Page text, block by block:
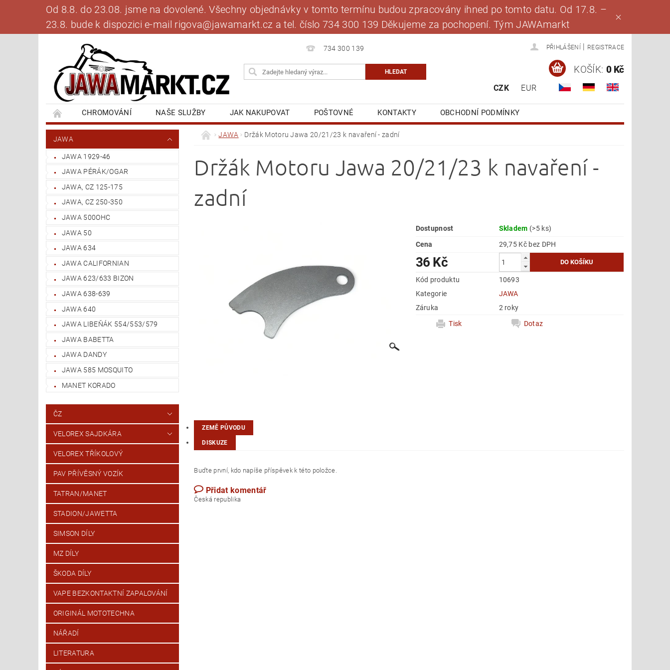
Od 8.8. do 23.08. jsme na dovolené. Všechny objednávky v tomto termínu budou zpracovány ihned po tomto datu. Od 17.8. –
23.8. bude k dispozici e-mail rigova@jawamarkt.cz a tel. číslo 734 300 139 Děkujeme za pochopení. Tým JAWAmarkt
734 300 139 PŘIHLÁŠENÍ REGISTRACE
CZK EUR
KOŠÍK: 0 Kč
CHROMOVÁNÍ NAŠE SLUŽBY JAK NAKUPOVAT POŠTOVNÉ KONTAKTY
OBCHODNÍ PODMÍNKY
BANKOVNÍ SPOJENÍ
NAPIŠTE NÁM BLOG MOJE OBJEDNÁVKA
JAWA
JAWA 1929-46
JAWA PÉRÁK/OGAR
JAWA, CZ 125-175
JAWA, CZ 250-350
JAWA 500OHC
JAWA 50
JAWA 634
JAWA CALIFORNIAN
JAWA 623/633 BIZON
JAWA 638-639
JAWA 640
JAWA LIBEŇÁK 554/553/579
JAWA BABETTA
JAWA DANDY
JAWA 585 MOSQUITO
MANET KORADO
ČZ
VELOREX SAJDKÁRA
VELOREX TŘÍKOLOVÝ
PAV PŘÍVĚSNÝ VOZÍK
TATRAN/MANET
STADION/JAWETTA
SIMSON DÍLY
MZ DÍLY
ŠKODA DÍLY
VAPE BEZKONTAKTNÍ ZAPALOVÁNÍ
ORIGINÁL MOTOTECHNA
NÁŘADÍ
LITERATURA
JAWA Držák Motoru Jawa 20/21/23 k navaření - zadní
Držák Motoru Jawa 20/21/23 k navaření -
zadní
Dostupnost Skladem (>5 ks)
Cena
29,75 Kč bez DPH
36 Kč
Kód produktu
10693
Kategorie
JAWA
Záruka
2 roky
Tisk
Dotaz
ZEMĚ PŮVODU
DISKUZE
Buďte první, kdo napíše příspěvek k této položce.
Přidat komentář
Česká republika